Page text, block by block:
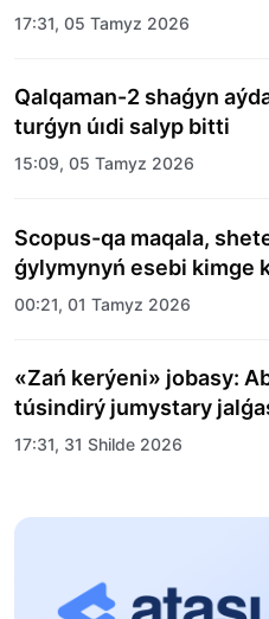
merekelik kún
17:31, 05 Tamyz 2026
Qalqaman-2 shaǵyn
turǵyn úıdi salyp bitti
15:09, 05 Tamyz 2026
Scopus-qa maqala,
ǵylymynyń esebi kimge
00:21, 01 Tamyz 2026
«Zań kerýeni» jobasy:
túsindirý jumystary
17:31, 31 Shilde 2026
Halyqaralyq «Formýla-1
13:13, 30 Shilde 2026